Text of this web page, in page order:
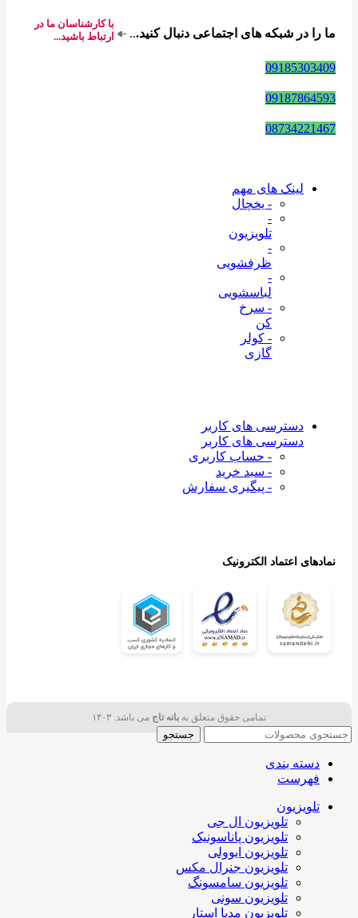
ما را در شبکه های اجتماعی دنبال کنید...
با کارشناسان ما در
ارتباط باشید...
09185303409
09187864593
08734221467
لینک های مهم
- یخچال
-
تلویزیون
-
ظرفشویی
-
لباسشویی
- سرخ
کن
- کولر
گازی
دسترسی های کاربر
دسترسی های کاربر
- حساب کاربری
- سبد خرید
- پیگیری سفارش
نمادهای اعتماد الکترونیک
تمامی حقوق متعلق به بانه تاج می باشد. ۱۴۰۳
جستجو
دسته بندی
فهرست
تلویزیون
تلویزیون ال جی
تلویزیون پاناسونیک
تلویزیون ایوولی
تلویزیون جنرال مکس
تلویزیون سامسونگ
تلویزیون سونی
تلویزیون مدیا استار